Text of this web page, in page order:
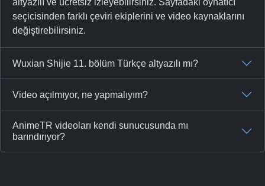
altyazılı ve ücretsiz izleyebilirsiniz. Sayfadaki oynatıcı
seçicisinden farklı çeviri ekiplerini ve video kaynaklarını
değiştirebilirsiniz.
Wuxian Shijie 11. bölüm Türkçe altyazılı mı?
Video açılmıyor, ne yapmalıyım?
AnimeTR videoları kendi sunucusunda mı
barındırıyor?